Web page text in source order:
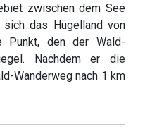
zwischen dem See
das Hügelland von
Punkt, den der Wald-
Nachdem er die
Wanderweg nach 1 km